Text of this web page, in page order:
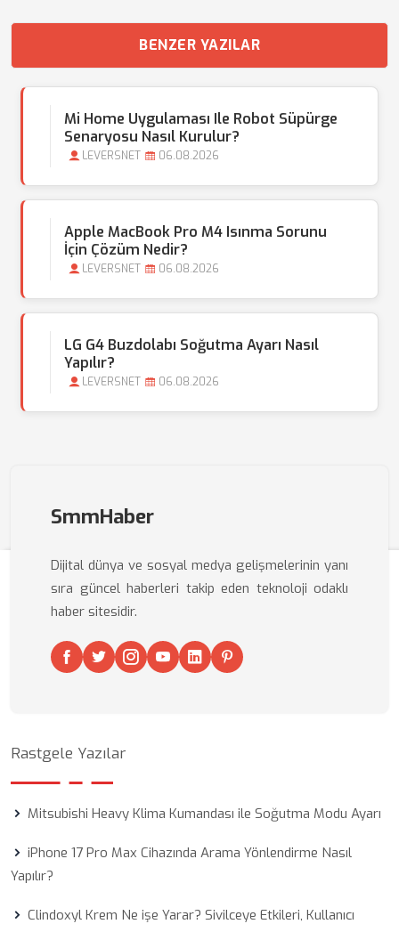
BENZER YAZILAR
Mi Home Uygulaması Ile Robot Süpürge
Senaryosu Nasıl Kurulur?
LEVERSNET 06.08.2026
Apple MacBook Pro M4 Isınma Sorunu
İçin Çözüm Nedir?
LEVERSNET 06.08.2026
LG G4 Buzdolabı Soğutma Ayarı Nasıl
Yapılır?
LEVERSNET 06.08.2026
SmmHaber
Dijital dünya ve sosyal medya gelişmelerinin yanı
sıra güncel haberleri takip eden teknoloji odaklı
haber sitesidir.
Rastgele Yazılar
Mitsubishi Heavy Klima Kumandası ile Soğutma Modu Ayarı
iPhone 17 Pro Max Cihazında Arama Yönlendirme Nasıl
Yapılır?
Clindoxyl Krem Ne işe Yarar? Sivilceye Etkileri, Kullanıcı